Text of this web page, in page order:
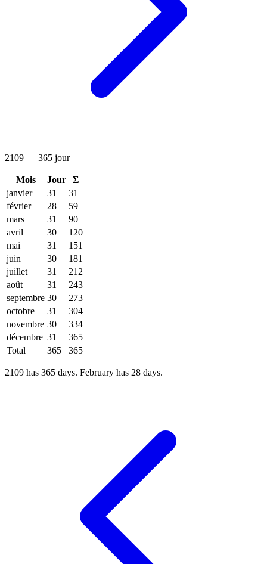
2109 — 365 jour
Mois Jour
Σ
janvier
31
31
février
28
59
mars
31
90
avril
30
120
mai
31
151
juin
30
181
juillet
31
212
août
31
243
septembre 30
273
octobre
31
304
novembre 30
334
décembre 31
365
Total
365 365
2109 has 365 days. February has 28 days.